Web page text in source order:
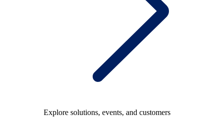
Explore solutions, events, and customers